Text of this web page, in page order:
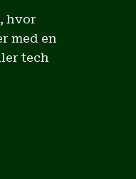
hvor
med en
tech